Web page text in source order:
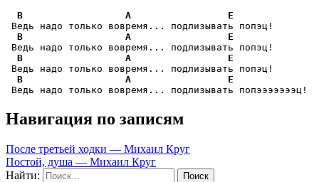
B
A
E
Ведь надо только вовремя... подлизывать попэц!
B
A
E
Ведь надо только вовремя... подлизывать попэц!
B
A
E
Ведь надо только вовремя... подлизывать попэц!
B
A
E
Ведь надо только вовремя... подлизывать попэээээээц!
Навигация по записям
После третьей ходки — Михаил Круг
Постой, душа — Михаил Круг
Найти: